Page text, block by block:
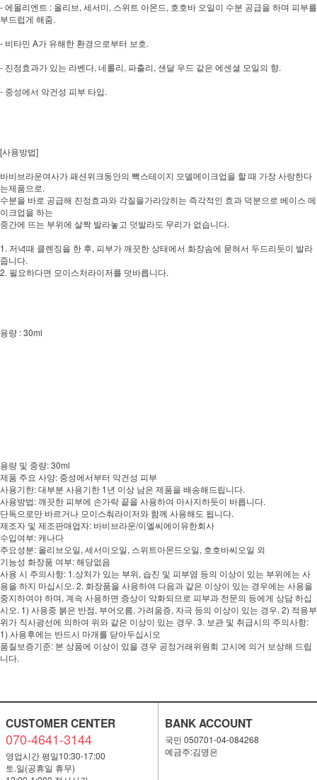
- 에몰리엔트 : 올리브, 세서미, 스위트 아몬드, 호호바 오일이 수분 공급을 하며 피부를
부드럽게 해줌.
- 비타민 A가 유해한 환경으로부터 보호.
- 진정효과가 있는 라벤다, 네롤리, 파출리, 샌달 우드 같은 에센셜 오일의 향.
- 중성에서 악건성 피부 타입.
[사용방법]
바비브라운여사가 패션위크동안의 빽스테이지 모델메이크업을 할 때 가장 사랑한다
는제품으로.
수분을 바로 공급해 진정효과와 각질을가라앉히는 즉각적인 효과 덕분으로 베이스 메
이크업을 하는
중간에 뜨는 부위에 살짝 발라놓고 덧발라도 무리가 없습니다.
1. 저녁때 클렌징을 한 후, 피부가 깨끗한 상태에서 화장솜에 묻혀서 두드리듯이 발라
줍니다.
2. 필요하다면 모이스처라이저를 덧바릅니다.
용량 : 30ml
용량 및 중량: 30ml
제품 주요 사양: 중성에서부터 악건성 피부
사용기한: 대부분 사용기한 1년 이상 남은 제품을 배송해드립니다.
사용방법: 깨끗한 피부에 손가락 끝을 사용하여 마사지하듯이 바릅니다.
단독으로만 바르거나 모이스춰라이저와 함께 사용해도 됩니다.
제조자 및 제조판매업자: 바비브라운/이엘씨에이유한회사
수입여부: 캐나다
주요성분: 올리브오일, 세서미오일, 스위트아몬드오일, 호호바씨오일 외
기능성 화장품 여부: 해당없음
사용 시 주의사항: 1.상처가 있는 부위, 습진 및 피부염 등의 이상이 있는 부위에는 사
용을 하지 마십시오. 2. 화장품을 사용하여 다음과 같은 이상이 있는 경우에는 사용을
중지하여야 하며, 계속 사용하면 증상이 악화되므로 피부과 전문의 등에게 상담 하십
시오. 1) 사용중 붉은 반점, 부어오름, 가려움증, 자극 등의 이상이 있는 경우. 2) 적용부
위가 직사광선에 의하여 위와 같은 이상이 있는 경우. 3. 보관 및 취급시의 주의사항:
1) 사용후에는 반드시 마개를 닫아두십시오
품질보증기준: 본 상품에 이상이 있을 경우 공정거래위원회 고시에 의거 보상해 드립
니다.
CUSTOMER CENTER
070-4641-3144
영업시간 평일10:30-17:00
토.일(공휴일 휴무)
BANK ACCOUNT
국민 050701-04-084268
예금주:김명은